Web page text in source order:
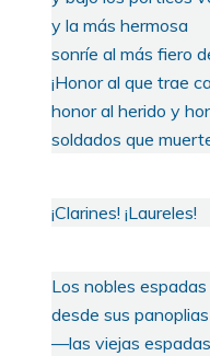
y la más hermosa
sonríe al más fiero
¡Honor al que trae
honor al herido y
soldados que
¡Clarines! ¡Laureles!
Los nobles
desde sus
—las viejas